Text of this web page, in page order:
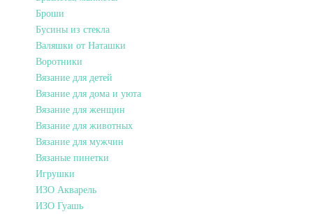
Броши
Бусины из стекла
Валяшки от Наташки
Воротники
Вязание для детей
Вязание для дома и уюта
Вязание для женщин
Вязание для животных
Вязание для мужчин
Вязаные пинетки
Игрушки
ИЗО Акварель
ИЗО Гуашь